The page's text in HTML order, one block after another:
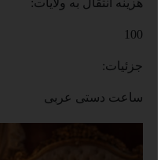
100
جزئیات:
ساعت دستی عربی